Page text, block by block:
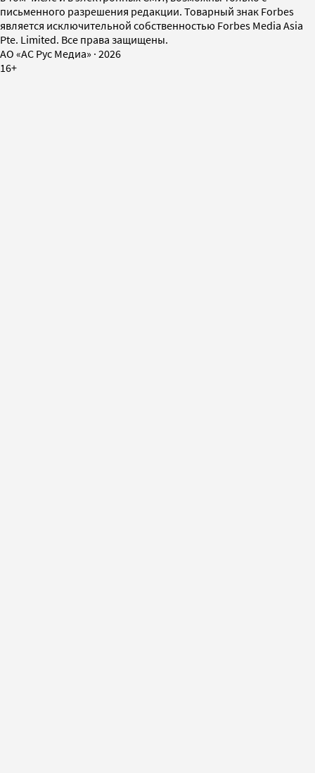
письменного разрешения редакции. Товарный знак Forbes
является исключительной собственностью Forbes Media Asia
Pte. Limited. Все права защищены.
AO «АС Рус Медиа» · 2026
16+